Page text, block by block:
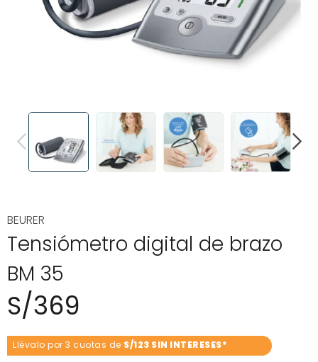
PREVIOUS NEXT
BEURER
Tensiómetro digital de brazo
BM 35
S/369
Llévalo por 3 cuotas de S/123 SIN INTERESES*